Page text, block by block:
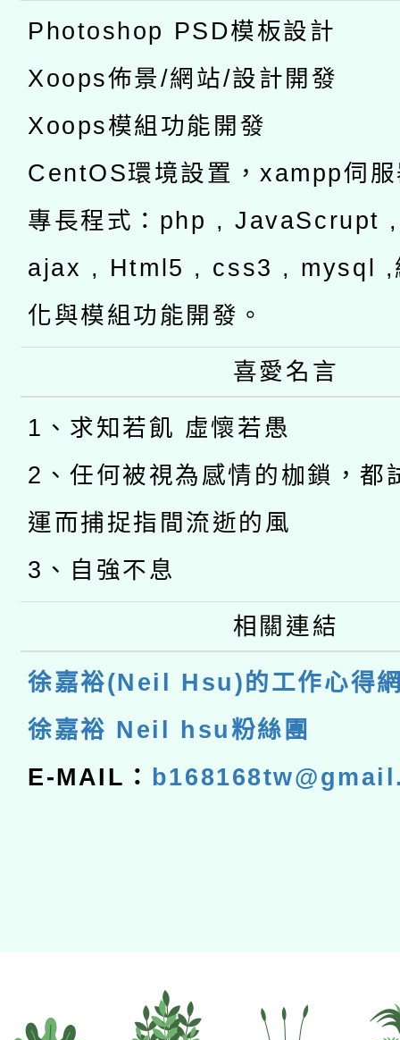
Photoshop PSD模板設計
Xoops佈景/網站/設計開發
Xoops模組功能開發
CentOS環境設置，xampp伺
專長程式：php , JavaScrupt
ajax , Html5 , css3 , mysql ,
化與模組功能開發。
喜愛名言
1、求知若飢 虛懷若愚
2、任何被視為感情的枷鎖，都
運而捕捉指間流逝的風
3、自強不息
相關連結
徐嘉裕(Neil Hsu)的工作心得
徐嘉裕 Neil hsu粉絲團
E-MAIL：